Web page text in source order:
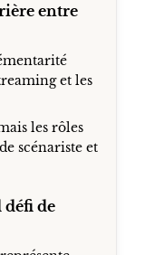
entre
et les
les rôles
scénariste et
de